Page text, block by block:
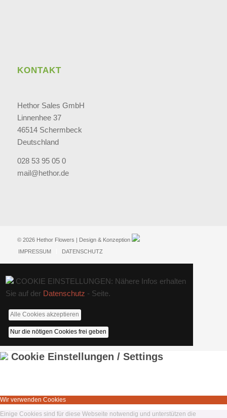
KONTAKT
Hethor Sales GmbH
Linnenhee 37
46514 Schermbeck
Deutschland
028 53 95 05 0
mail@hethor.de
© 2026 Hethor Flowers | Design & Konzeption
IMPRESSUM
DATENSCHUTZ
COOKIE EINSTELLUNGEN: Nähere Infos erhalten
Sie auf der Datenschutz - Seite.
Alle Cookies akzeptieren
Nur die nötigen Cookies frei geben
Cookie Einstellungen / Settings
Wir verwenden Cookies
Einige Cookies sind für diese Webseite notwendig und unterstützen die